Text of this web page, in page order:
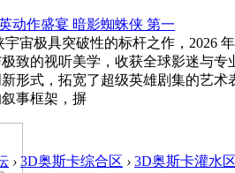
动作盛宴 暗影蜘蛛侠 第一
宙极具突破性的标杆之作，2026
致的视听美学，收获全球影迷与
形式，拓宽了超级英雄剧集的艺
事框架，摒
› 3D奥斯卡综合区 › 3D奥斯卡灌水